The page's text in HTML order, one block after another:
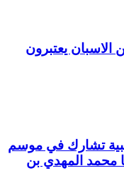
من 77 بالمائة من الاسبان يعتبرون
تشارك في موسم
محمد المهدي بن